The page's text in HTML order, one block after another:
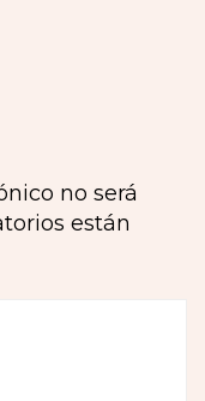
no será
están